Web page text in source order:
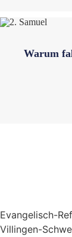
Warum
Evangelisch-
Villingen-